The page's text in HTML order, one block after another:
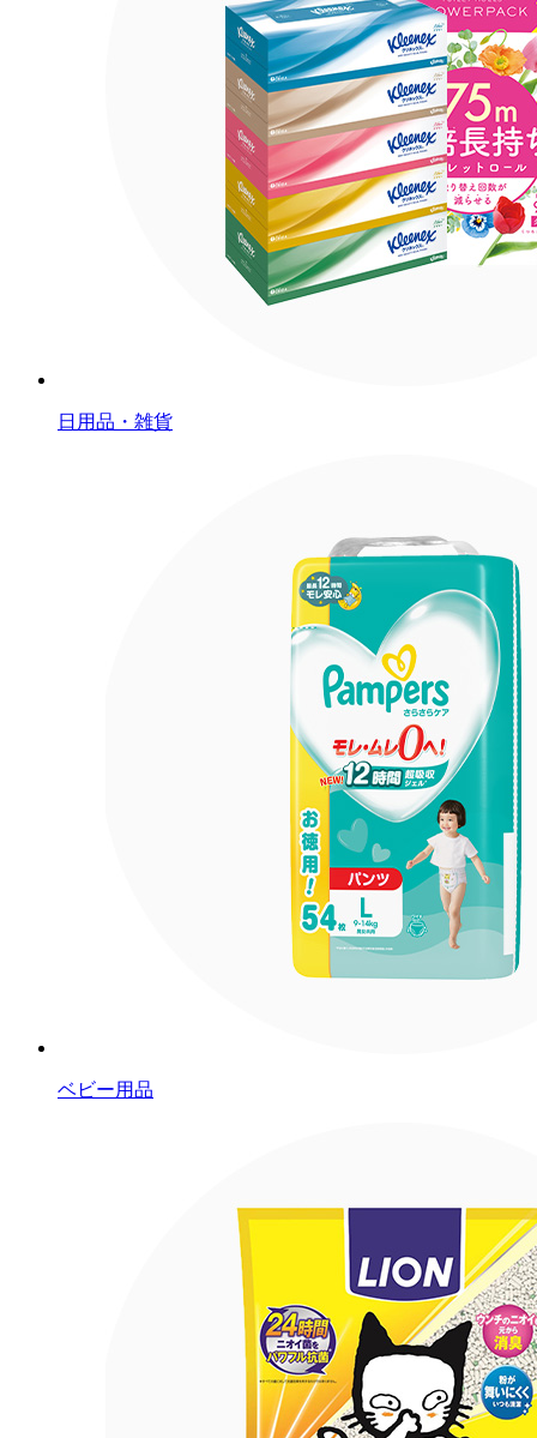
日用品・雑貨
ベビー用品